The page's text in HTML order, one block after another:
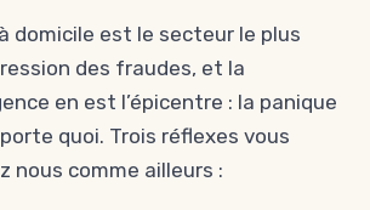
domicile est le secteur le plus
des fraudes, et la
en est l’épicentre : la panique
quoi. Trois réflexes vous
nous comme ailleurs :